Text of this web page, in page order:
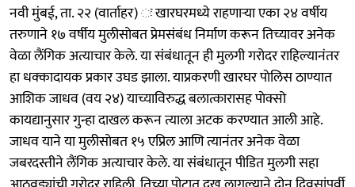
नवी मुंबई, ता. २२ (वार्ताहर) ः खारघरमध्ये राहणाऱ्या एका २४ वर्षीय
तरुणाने १७ वर्षीय मुलीसोबत प्रेमसंबंध निर्माण करून तिच्यावर अनेक
वेळा लैंगिक अत्याचार केले. या संबंधातून ही मुलगी गरोदर राहिल्यानंतर
हा धक्कादायक प्रकार उघड झाला. याप्रकरणी खारघर पाेलिस ठाण्यात
आशिक जाधव (वय २४) याच्याविरुद्ध बलात्कारासह पाेक्सो
कायद्यानुसार गुन्हा दाखल करून त्याला अटक करण्यात आली आहे.
जाधव याने या मुलीसोबत १५ एप्रिल आणि त्यानंतर अनेक वेळा
जबरदस्तीने लैंगिक अत्याचार केले. या संबंधातून पीडित मुलगी सहा